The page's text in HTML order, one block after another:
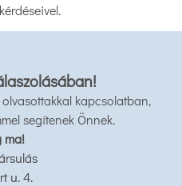
kapcsolatban,
segítenek Önnek.
ma!
u. 4.